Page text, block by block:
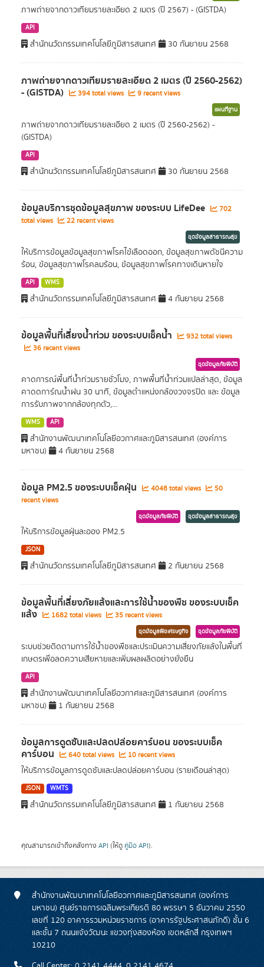
ภาพถ่ายจากดาวเทียมรายละเอียด 2 เมตร (ปี 2567) - (GISTDA)
API
สำนักนวัตกรรมเทคโนโลยีภูมิสารสนเทศ 30 กันยายน 2568
ภาพถ่ายจากดาวเทียมรายละเอียด 2 เมตร (ปี 2560-2562)
- (GISTDA) 394 total views 9 recent views
แผนที่ฐาน
ภาพถ่ายจากดาวเทียมรายละเอียด 2 เมตร (ปี 2560-2562) -
(GISTDA)
API
สำนักนวัตกรรมเทคโนโลยีภูมิสารสนเทศ 30 กันยายน 2568
ข้อมูลบริการชุดข้อมูลสุขภาพ ของระบบ LifeDee
702
total views
22 recent views
ชุดข้อมูลสาธารณสุข
ให้บริการข้อมูลข้อมูลสุขภาพโรคไข้เลือดออก, ข้อมูลสุขภาพดัชนีความ
ร้อน, ข้อมูลสุขภาพโรคลมร้อน, ข้อมูลสุขภาพโรคทางเดินหายใจ
API WMS
สำนักนวัตกรรมเทคโนโลยีภูมิสารสนเทศ 4 กันยายน 2568
ข้อมูลพื้นที่เสี่ยงนํ้าท่วม ของระบบเช็คนํ้า
932 total views
36 recent views
ชุดข้อมูลภัยพิบัติ
คาดการณ์พื้นที่น้ำท่วมรายชั่วโมง, ภาพพื้นที่น้ำท่วมแปลล่าสุด, ข้อมูล
คาดดการ์ณน้ำฝน 30 นาที, ข้อมูลตำแหน่งกล้องวงจรปิด และ ข้อมูล
การรับภาพจากกล้องทุกตัว,...
WMS API
สำนักงานพัฒนาเทคโนโลยีอวกาศและภูมิสารสนเทศ (องค์การ
มหาชน)
4 กันยายน 2568
ข้อมูล PM2.5 ของระบบเช็คฝุ่น 4048 total views
50
recent views
ชุดข้อมูลภัยพิบัติ ชุดข้อมูลสาธารณสุข
ให้บริการข้อมูลฝุ่นละออง PM2.5
JSON
สำนักนวัตกรรมเทคโนโลยีภูมิสารสนเทศ 2 กันยายน 2568
ข้อมูลพื้นที่เสี่ยงภัยแล้งและการใช้นํ้าของพืช ของระบบเช็ค
แล้ง 1682 total views 35 recent views
ชุดข้อมูลพืชเศรษฐกิจ ชุดข้อมูลภัยพิบัติ
ระบบช่วยติดตามการใช้น้ำของพืชและประเมินความเสี่ยงภัยแล้งในพื้นที่
เกษตรเพื่อลดความเสียหายและเพิ่มผลผลิตอย่างยั่งยืน
API
สำนักงานพัฒนาเทคโนโลยีอวกาศและภูมิสารสนเทศ (องค์การ
มหาชน)
1 กันยายน 2568
ข้อมูลการดูดซับและปลดปล่อยคาร์บอน ของระบบเช็ค
คาร์บอน 640 total views 10 recent views
ให้บริการข้อมูลการดูดซับและปลดปล่อยคาร์บอน (รายเดือนล่าสุด)
JSON WMTS
สำนักนวัตกรรมเทคโนโลยีภูมิสารสนเทศ 1 กันยายน 2568
คุณสามารถเข้าถึงคลังทาง API (ให้ดู คู่มือ API).
สำนักงานพัฒนาเทคโนโลยีอวกาศและภูมิสารสนเทศ (องค์การ
มหาชน) ศูนย์ราชการเฉลิมพระเกียรติ 80 พรรษา 5 ธันวาคม 2550
เลขที่ 120 อาคารรวมหน่วยราชการ (อาคารรัฐประศาสนภักดี) ชั้น 6
และชั้น 7 ถนนแจ้งวัฒนะ แขวงทุ่งสองห้อง เขตหลักสี่ กรุงเทพฯ
10210